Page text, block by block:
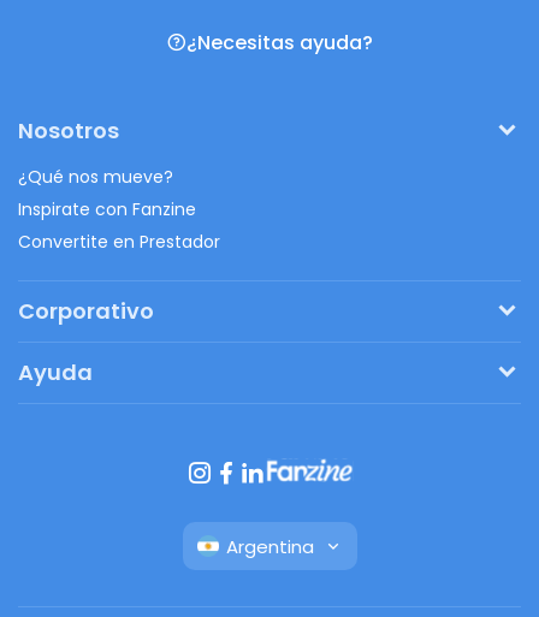
¿Necesitas ayuda?
Nosotros
¿Qué nos mueve?
Inspirate con Fanzine
Convertite en Prestador
Corporativo
Regalos originales
Ayuda
Botón de arrepentimiento
Argentina